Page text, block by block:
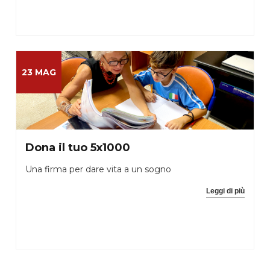
23 MAG
Dona il tuo 5x1000
Una firma per dare vita a un sogno
Leggi di più